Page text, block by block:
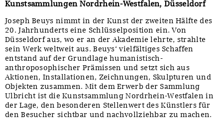
Kunstsammlungen Nordrhein-Westfalen, Düsseldorf
Joseph Beuys nimmt in der Kunst der zweiten Hälfte des
20. Jahrhunderts eine Schlüsselposition ein. Von
Düsseldorf aus, wo er an der Akademie lehrte, strahlte
sein Werk weltweit aus. Beuys‘ vielfältiges Schaffen
entstand auf der Grundlage humanistisch-
anthroposophischer Prämissen und setzt sich aus
Aktionen, Installationen, Zeichnungen, Skulpturen und
Objekten zusammen. Mit dem Erwerb der Sammlung
Ulbricht ist die Kunstsammlung Nordrhein-Westfalen in
der Lage, den besonderen Stellenwert des Künstlers für
den Besucher sichtbar und nachvollziehbar zu machen.